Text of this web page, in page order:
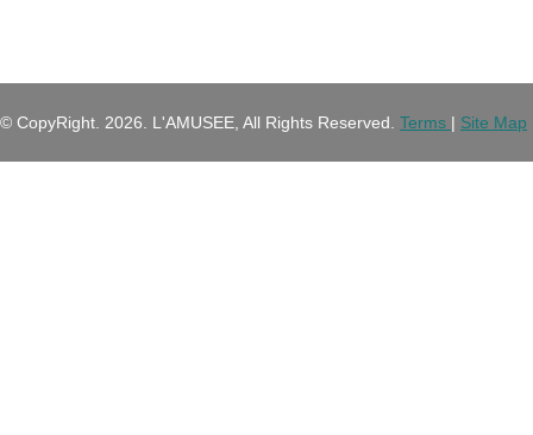
© CopyRight. 2026. L'AMUSEE, All Rights Reserved. Terms | Site Map